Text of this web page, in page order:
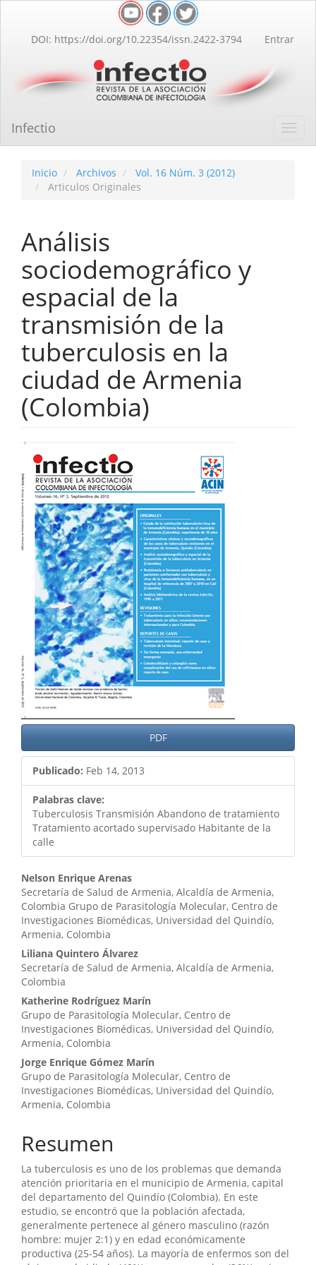
Contenido
principal
lateral
DOI: https://doi.org/10.22354/issn.2422-3794 Entrar
Infectio
Inicio Archivos
Vol. 16 Núm. 3 (2012)
Articulos Originales
Análisis
sociodemográfico y
espacial de la
transmisión de la
tuberculosis en la
ciudad de Armenia
(Colombia)
Barra
lateral
del
artículo
PDF
Publicado: Feb 14, 2013
Palabras clave:
Tuberculosis Transmisión Abandono de tratamiento
Tratamiento acortado supervisado Habitante de la
calle
Contenido
principal
del
artículo
Nelson Enrique Arenas
Secretaría de Salud de Armenia, Alcaldía de Armenia,
Colombia Grupo de Parasitología Molecular, Centro de
Investigaciones Biomédicas, Universidad del Quindío,
Armenia, Colombia
Liliana Quintero Álvarez
Secretaría de Salud de Armenia, Alcaldía de Armenia,
Colombia
Katherine Rodríguez Marín
Grupo de Parasitología Molecular, Centro de
Investigaciones Biomédicas, Universidad del Quindío,
Armenia, Colombia
Jorge Enrique Gómez Marín
Grupo de Parasitología Molecular, Centro de
Investigaciones Biomédicas, Universidad del Quindío,
Armenia, Colombia
Resumen
La tuberculosis es uno de los problemas que demanda
atención prioritaria en el municipio de Armenia, capital
del departamento del Quindío (Colombia). En este
estudio, se encontró que la población afectada,
generalmente pertenece al género masculino (razón
hombre: mujer 2:1) y en edad económicamente
productiva (25-54 años). La mayoría de enfermos son del